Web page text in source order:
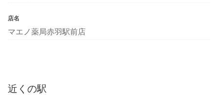
店名
マエノ薬局赤羽駅前店
近くの駅